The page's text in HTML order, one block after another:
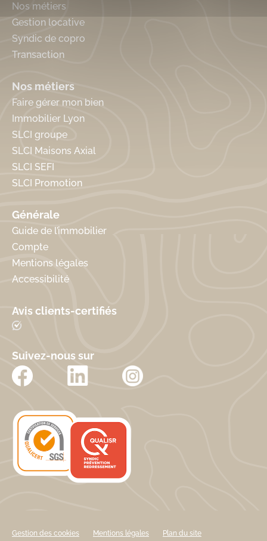
Nos métiers
Gestion locative
Syndic de copro
Transaction
Nos métiers
Faire gérer mon bien
Immobilier Lyon
SLCI groupe
SLCI Maisons Axial
SLCI SEFI
SLCI Promotion
Générale
Guide de l’immobilier
Compte
Mentions légales
Accessibilité
Avis clients-certifiés
Suivez-nous sur
Gestion des cookies Mentions légales Plan du site